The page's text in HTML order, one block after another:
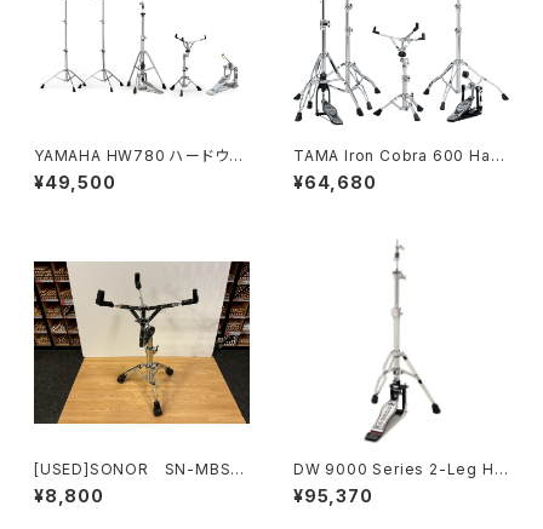
YAMAHA HW780 ハードウェ
アセット
¥49,500
TAMA Iron Cobra 600 Hard
ware Kit HV5WN スタンドキッ
ト
¥64,680
[USED]SONOR SN-MBS4
000 スネア スタンド
¥8,800
DW 9000 Series 2-Leg Hi-
Hat Stand (Extended Foot
board) DWCP9500TBXF
¥95,370